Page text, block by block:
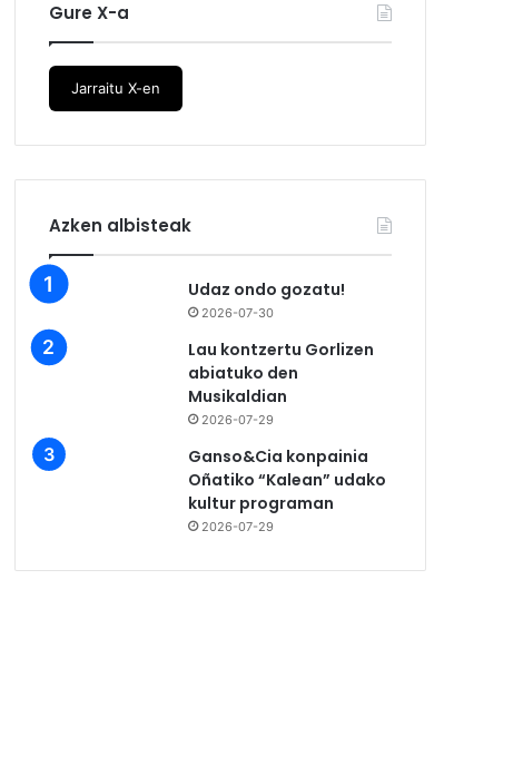
Gure X-a
Jarraitu X-en
Azken albisteak
Udaz ondo gozatu!
2026-07-30
Lau kontzertu Gorlizen
abiatuko den
Musikaldian
2026-07-29
Ganso&Cia konpainia
Oñatiko “Kalean” udako
kultur programan
2026-07-29